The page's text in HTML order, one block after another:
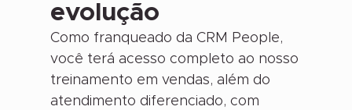
evolução
Como franqueado da CRM People,
você terá acesso completo ao nosso
treinamento em vendas, além do
atendimento diferenciado, com